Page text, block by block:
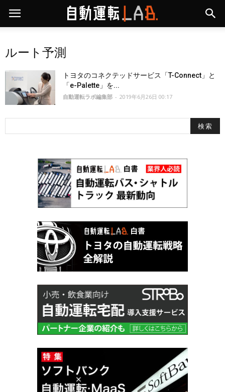
ルート予測
トヨタのコネクテッドサービス「T-Connect」と
「e-Palette」を...
自動運転ラボ編集部 - 2019年6月26日 00:17